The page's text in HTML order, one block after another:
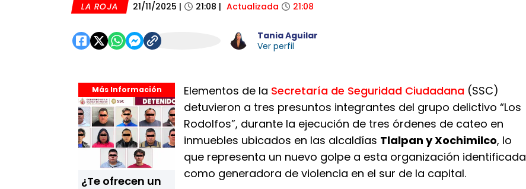
LA ROJA 21/11/2025 | 21:08 | Actualizada 21:08
Tania Aguilar
Ver perfil
Más Información
¿Te ofrecen un
Elementos de la Secretaría de Seguridad Ciudadana (SSC)
detuvieron a tres presuntos integrantes del grupo delictivo “Los
Rodolfos”, durante la ejecución de tres órdenes de cateo en
inmuebles ubicados en las alcaldías Tlalpan y Xochimilco, lo
que representa un nuevo golpe a esta organización identificada
como generadora de violencia en el sur de la capital.